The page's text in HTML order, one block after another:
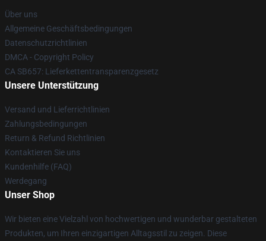
Über uns
Allgemeine Geschäftsbedingungen
Datenschutzrichtlinien
DMCA - Copyright Policy
CA SB657: Lieferkettentransparenzgesetz
Unsere Unterstützung
Versand und Lieferrichtlinien
Zahlungsbedingungen
Return & Refund Richtlinien
Kontaktieren Sie uns
Kundenhilfe (FAQ)
Werdegang
Unser Shop
Wir bieten eine Vielzahl von hochwertigen und wunderbar gestalteten
Produkten, um Ihren einzigartigen Alltagsstil zu zeigen. Diese